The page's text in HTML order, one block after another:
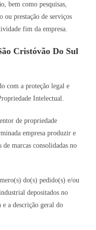
bem como pesquisas,
ou prestação de serviços
fim da empresa.
Cristóvão Do Sul
com a proteção legal e
Intelectual.
de propriedade
empresa produzir e
marcas consolidadas no
do(s) pedido(s) e/ou
depositados no
a descrição geral do